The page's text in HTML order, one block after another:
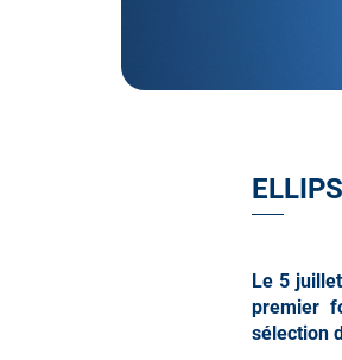
Le 5
premier
sélection